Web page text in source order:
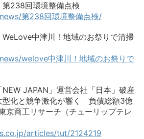
238回環境整備点検
第238回環境整備点検/
中津川！地域のお祭りで清掃
welove中津川！地域のお祭りで
JAPAN」運営会社「日本」破産
化と競争激化が響く 負債総額3億
商工リサーチ（チューリップテレ
articles/tut/2124219